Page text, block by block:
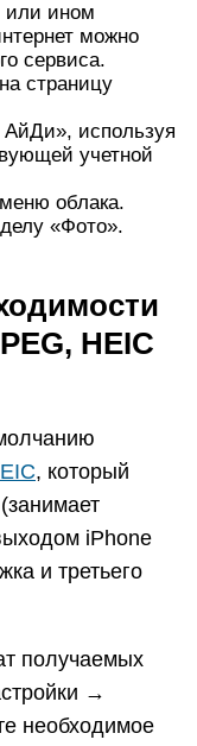
или ином
можно
сервиса.
страницу
используя
учетной
облака.
«Фото».
HEIC
, который
iPhone
и третьего
получаемых
→
необходимое